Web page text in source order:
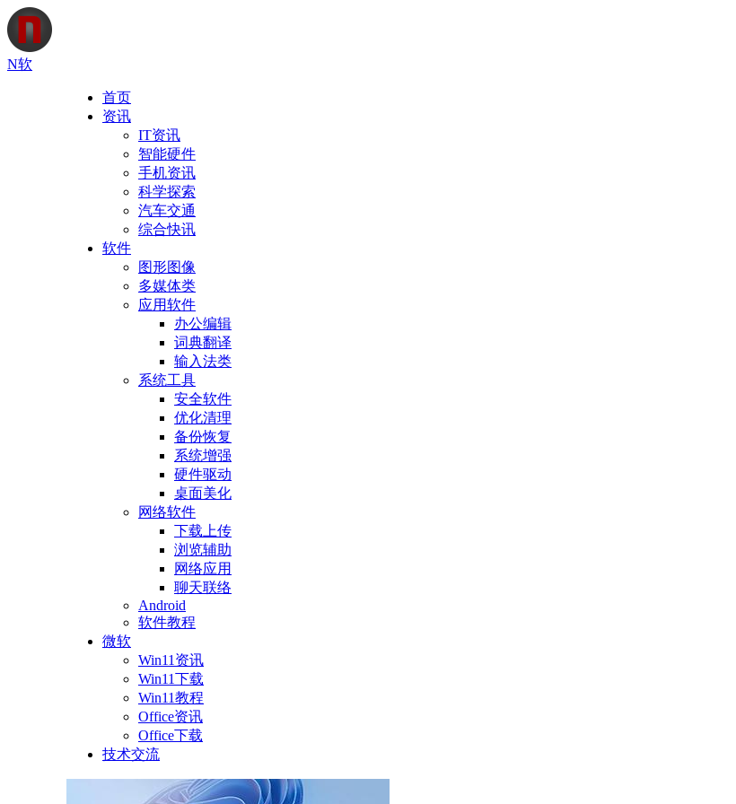
N软
首页
资讯
IT资讯
智能硬件
手机资讯
科学探索
汽车交通
综合快讯
软件
图形图像
多媒体类
应用软件
办公编辑
词典翻译
输入法类
系统工具
安全软件
优化清理
备份恢复
系统增强
硬件驱动
桌面美化
网络软件
下载上传
浏览辅助
网络应用
聊天联络
Android
软件教程
微软
Win11资讯
Win11下载
Win11教程
Office资讯
Office下载
技术交流